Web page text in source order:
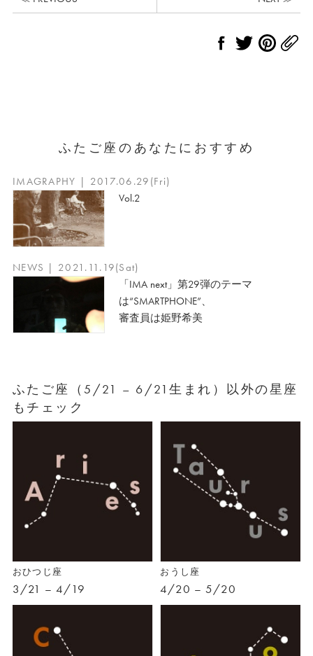
ふたご座のあなたにおすすめ
IMAGRAPHY | 2017.06.29(Fri)
Vol.2
NEWS | 2021.11.19(Sat)
「IMA next」第29弾のテーマ
は“SMARTPHONE”、
審査員は姫野希美
ふたご座（5/21 – 6/21生まれ）以外の星座
もチェック
おひつじ座
3/21 – 4/19
おうし座
4/20 – 5/20